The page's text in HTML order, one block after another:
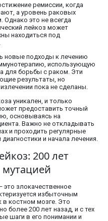
ремиссии, когда
а уровень раковых
Однако это не всегда
лейкоз может
находиться под
новые подходы к лечению
использующую
для борьбы с раком. Эти
результаты, но
пока не сделаны.
уникален, и только
предоставить точный
основываясь на
Важно не откладывать
и проходить регулярные
и начала лечения.
200 лет
злокачественное
избыточным
костном мозге. Это
более 200 лет назад, и с тех
шаги в его понимании и